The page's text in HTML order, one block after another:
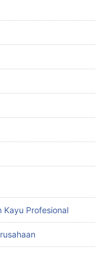
Kayu Profesional